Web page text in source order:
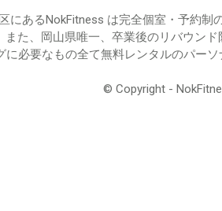
にあるNokFitness は完全個室・予約制
また、岡山県唯一、卒業後のリバウンド
必要なもの全て無料レンタルのパー
© Copyright -